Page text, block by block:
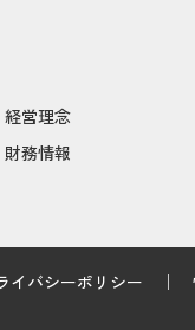
経営理念
財務情報
イバシーポリシー